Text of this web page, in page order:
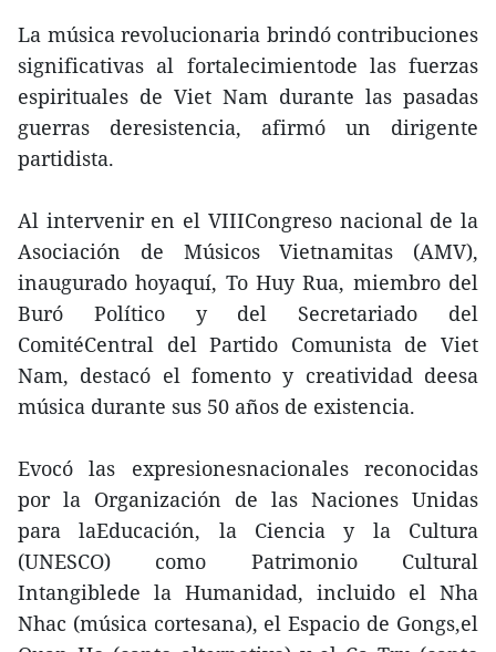
La música revolucionaria brindó contribuciones
significativas al fortalecimientode las fuerzas
espirituales de Viet Nam durante las pasadas
guerras deresistencia, afirmó un dirigente
partidista.
Al intervenir en el VIIICongreso nacional de la
Asociación de Músicos Vietnamitas (AMV),
inaugurado hoyaquí, To Huy Rua, miembro del
Buró Político y del Secretariado del
ComitéCentral del Partido Comunista de Viet
Nam, destacó el fomento y creatividad deesa
música durante sus 50 años de existencia.
Evocó las expresionesnacionales reconocidas
por la Organización de las Naciones Unidas
para laEducación, la Ciencia y la Cultura
(UNESCO) como Patrimonio Cultural
Intangiblede la Humanidad, incluido el Nha
Nhac (música cortesana), el Espacio de Gongs,el